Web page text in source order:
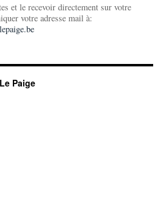
et le recevoir directement sur votre
votre adresse mail à:
Paige